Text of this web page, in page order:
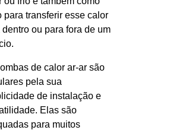
para transferir esse calor
dentro ou para fora de um
de calor ar-ar são
pela sua
de instalação e
Elas são
para muitos